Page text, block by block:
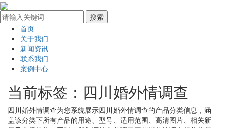
首页
关于我们
新闻资讯
联系我们
案例中心
当前标签： 四川婚外情调查
四川婚外情调查为您系统展示四川婚外情调查的产品分类信息，涵
盖该分类下所有产品的用途、型号、适用范围、高清图片、相关新